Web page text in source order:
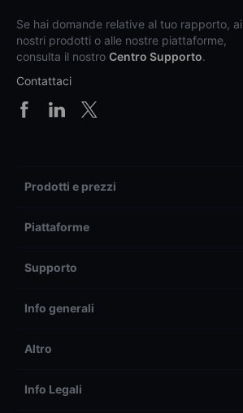
Se hai domande relative al tuo rapporto, ai
nostri prodotti o alle nostre piattaforme,
consulta il nostro Centro Supporto.
Contattaci
Prodotti e prezzi
Piattaforme
Supporto
Info generali
Altro
Info Legali